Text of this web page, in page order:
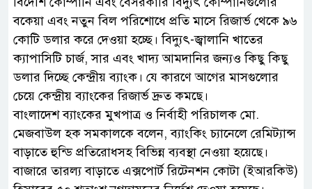
বকেয়া এবং নতুন বিল পরিশোধে প্রতি মাসে রিজার্ভ থেকে ৯৬
কোটি ডলার করে দেওয়া হচ্ছে। বিদ্যুৎ-জ্বালানি খাতের
ক্যাপাসিটি চার্জ, সার এবং খাদ্য আমদানির জন্যও কিছু কিছু
ডলার দিচ্ছে কেন্দ্রীয় ব্যাংক। যে কারণে আগের মাসগুলোর
চেয়ে কেন্দ্রীয় ব্যাংকের রিজার্ভ দ্রুত কমছে।
বাংলাদেশ ব্যাংকের মুখপাত্র ও নির্বাহী পরিচালক মো.
মেজবাউল হক সমকালকে বলেন, ব্যাংকিং চ্যানেলে রেমিট্যান্স
বাড়াতে হুন্ডি প্রতিরোধসহ বিভিন্ন ব্যবস্থা নেওয়া হয়েছে।
বাজারে তারল্য বাড়াতে এক্সপোর্ট রিটেনশন কোটা (ইআরকিউ)